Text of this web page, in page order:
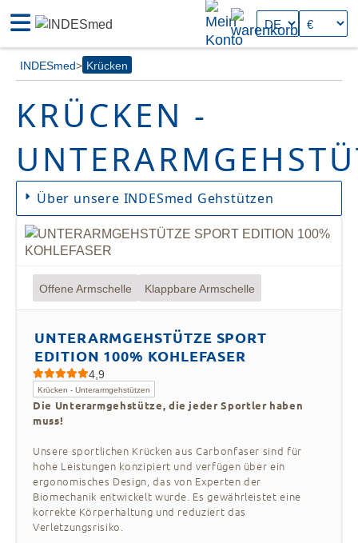
INDESmed Krücken
KRÜCKEN -
Über unsere INDESmed Gehstützen
Extreme
Leichtigkeit
Feineinstellung
Ergonomisches
Design
Verhindert
Schmerzen
Belastbarkeit
Lebensqualität
hochwertigen Materialien wie Kohlefaser und
Luftfahrtaluminium gefertigt, was sie zu den
leichtesten Krücken der Welt macht und eine
Nutzung über lange Zeiträume ohne Ermüdung
ermöglicht.
Offene Armschelle Klappbare Armschelle
UNTERARMGEHSTÜTZE SPORT
EDITION 100% KOHLEFASER
4,9
Krücken - Unterarmgehstützen
Die Unterarmgehstütze, die jeder Sportler haben
muss!
Unsere sportlichen Krücken aus Carbonfaser sind für
hohe Leistungen konzipiert und verfügen über ein
ergonomisches Design, das von Experten der
Biomechanik entwickelt wurde. Es gewährleistet eine
korrekte Körperhaltung und reduziert das
Verletzungsrisiko.